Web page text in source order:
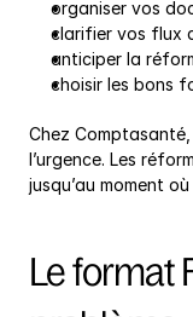
organiser vos
clarifier vos flux
anticiper la
choisir les bons
Chez
l’urgence. Les
jusqu’au moment
Le format